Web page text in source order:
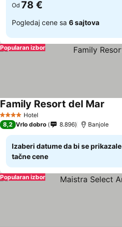
Od 78 €
Pogledaj cene sa 6 sajtova
Popularan izbor
4 ZvezdiceHotel
Family Resort del Mar
8,2 Vrlo dobro 8.896 Banjole
Izaberi datume da bi se prikazale
tačne cene
Popularan izbor